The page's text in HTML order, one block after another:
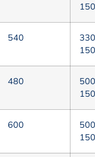
150
540
150
480
150
600
150